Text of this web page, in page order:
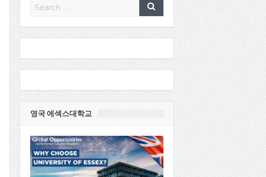
영국 에섹스대학교